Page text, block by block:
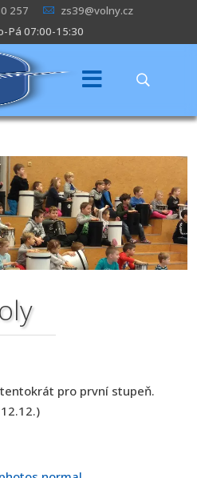
257
zs39@volny.cz
Pá 07:00-15:30
pro první stupeň.